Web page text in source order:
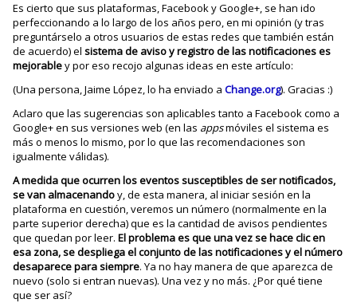
Es cierto que sus plataformas, Facebook y Google+, se han ido
perfeccionando a lo largo de los años pero, en mi opinión (y tras
preguntárselo a otros usuarios de estas redes que también están
de acuerdo) elsistema de aviso y registro de las notificaciones es
mejorabley por eso recojo algunas ideas en este artículo:
(Una persona, Jaime López, lo ha enviado aChange.org). Gracias :)
Aclaro que las sugerencias son aplicables tanto a Facebook como a
Google+ en sus versiones web (en las appsmóviles el sistema es
más o menos lo mismo, por lo que las recomendaciones son
igualmente válidas).
A medida que ocurren los eventos susceptibles de ser notificados,
se van almacenandoy, de esta manera, al iniciar sesión en la
plataforma en cuestión, veremos un número (normalmente en la
parte superior derecha) que es la cantidad de avisos pendientes
que quedan por leer.El problema es que una vez se hace clic en
esa zona, se despliega el conjunto de las notificaciones y el número
desaparece para siempre. Ya no hay manera de que aparezca de
nuevo (solo si entran nuevas). Una vez y no más. ¿Por qué tiene
que ser así?